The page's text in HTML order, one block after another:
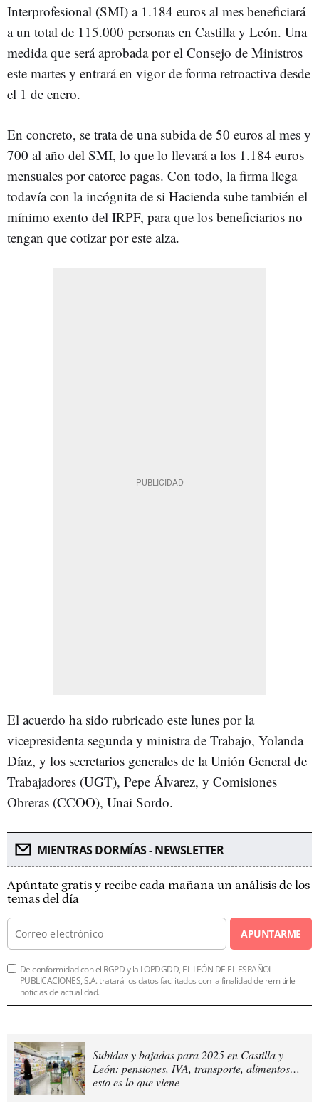
Interprofesional (SMI) a 1.184 euros al mes beneficiará
a un total de 115.000 personas en Castilla y León. Una
medida que será aprobada por el Consejo de Ministros
este martes y entrará en vigor de forma retroactiva desde
el 1 de enero.
En concreto, se trata de una subida de 50 euros al mes y
700 al año del SMI, lo que lo llevará a los 1.184 euros
mensuales por catorce pagas. Con todo, la firma llega
todavía con la incógnita de si Hacienda sube también el
mínimo exento del IRPF, para que los beneficiarios no
tengan que cotizar por este alza.
El acuerdo ha sido rubricado este lunes por la
vicepresidenta segunda y ministra de Trabajo, Yolanda
Díaz, y los secretarios generales de la Unión General de
Trabajadores (UGT), Pepe Álvarez, y Comisiones
Obreras (CCOO), Unai Sordo.
MIENTRAS DORMÍAS - NEWSLETTER
Apúntate gratis y recibe cada mañana un análisis de los
temas del día
APUNTARME
De conformidad con el RGPD y la LOPDGDD, EL LEÓN DE EL ESPAÑOL
PUBLICACIONES, S.A. tratará los datos facilitados con la finalidad de remitirle
noticias de actualidad.
Subidas y bajadas para 2025 en Castilla y
León: pensiones, IVA, transporte, alimentos…
esto es lo que viene